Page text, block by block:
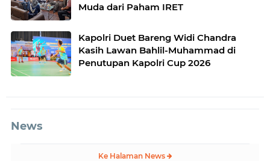
Muda dari Paham IRET
Kapolri Duet Bareng Widi Chandra
Kasih Lawan Bahlil-Muhammad di
Penutupan Kapolri Cup 2026
News
Ke Halaman News